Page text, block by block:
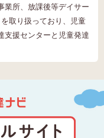
業所、放課後等デイサー
取り扱っており、児童
支援センターと児童発達